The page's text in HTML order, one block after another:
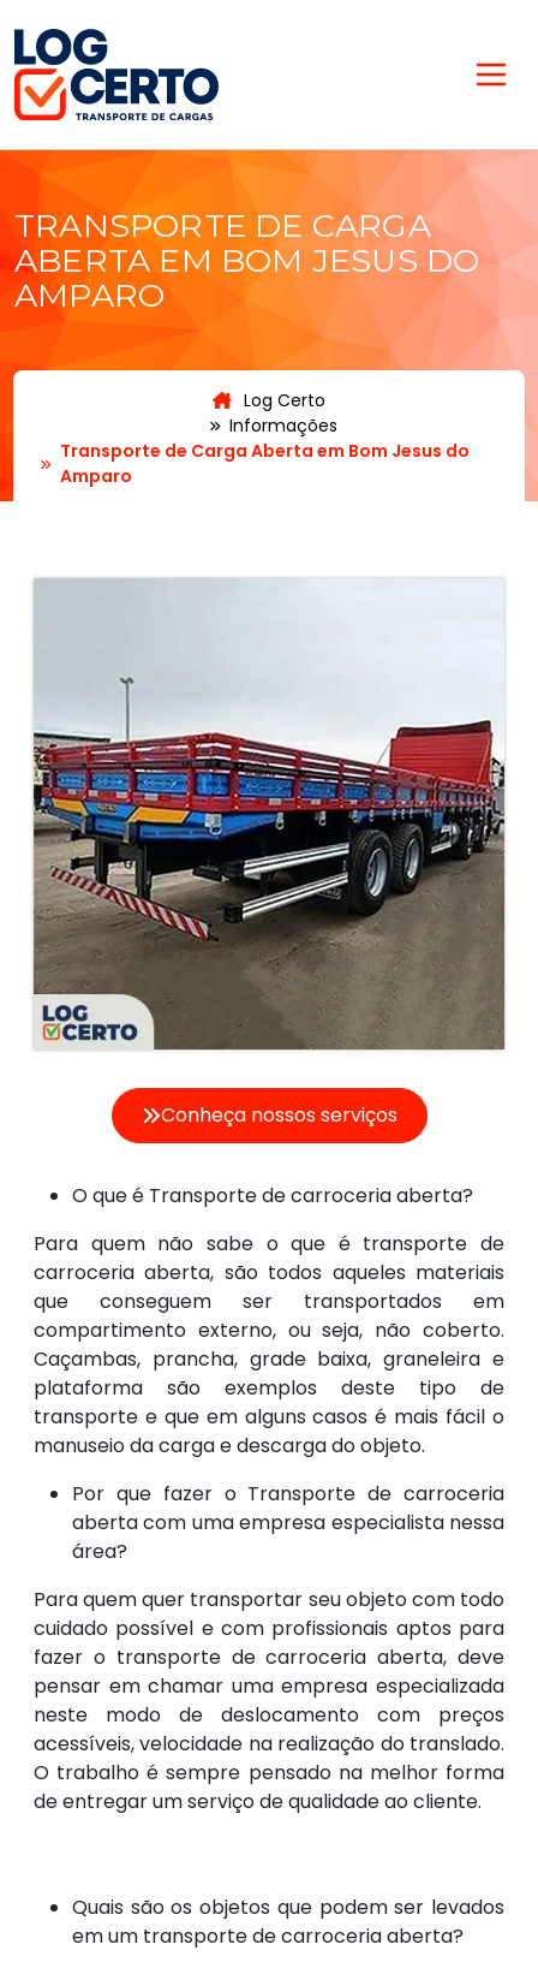
TRANSPORTE DE CARGA
ABERTA EM BOM JESUS DO
AMPARO
Log Certo
Informações
Transporte de Carga Aberta em Bom Jesus do
Amparo
O que é Transporte de carroceria aberta?
Para quem não sabe o que é transporte de
carroceria aberta, são todos aqueles materiais
que conseguem ser transportados em
compartimento externo, ou seja, não coberto.
Caçambas, prancha, grade baixa, graneleira e
plataforma são exemplos deste tipo de
transporte e que em alguns casos é mais fácil o
manuseio da carga e descarga do objeto.
Por que fazer o Transporte de carroceria
aberta com uma empresa especialista nessa
área?
Para quem quer transportar seu objeto com todo
cuidado possível e com profissionais aptos para
fazer o transporte de carroceria aberta, deve
pensar em chamar uma empresa especializada
neste modo de deslocamento com preços
acessíveis, velocidade na realização do translado.
O trabalho é sempre pensado na melhor forma
de entregar um serviço de qualidade ao cliente.
Conheça nossos serviços
Quais são os objetos que podem ser levados
em um transporte de carroceria aberta?